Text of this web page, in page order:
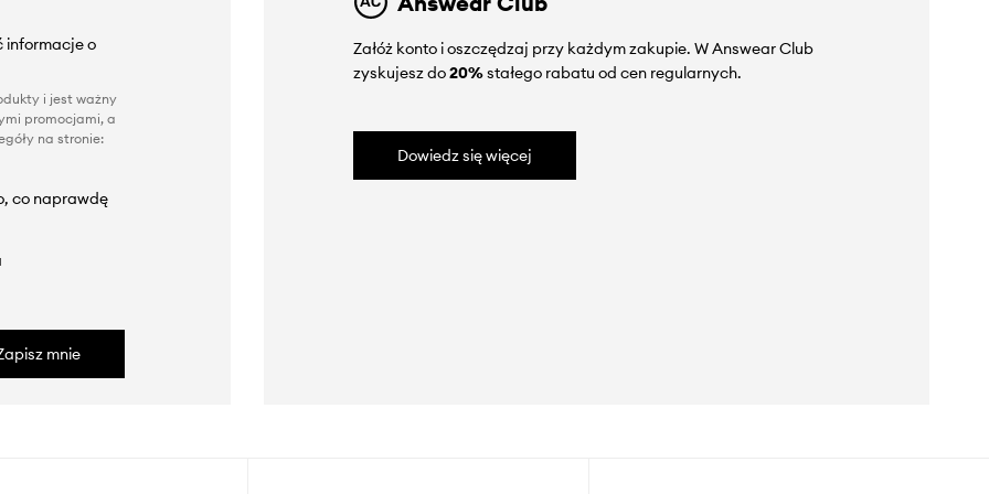
informacje o
i jest ważny
promocjami, a
na stronie:
co naprawdę
mnie
Załóż konto i oszczędzaj przy każdym zakupie. W Answear Club
zyskujesz do20%stałego rabatu od cen regularnych.
Dowiedz się więcej